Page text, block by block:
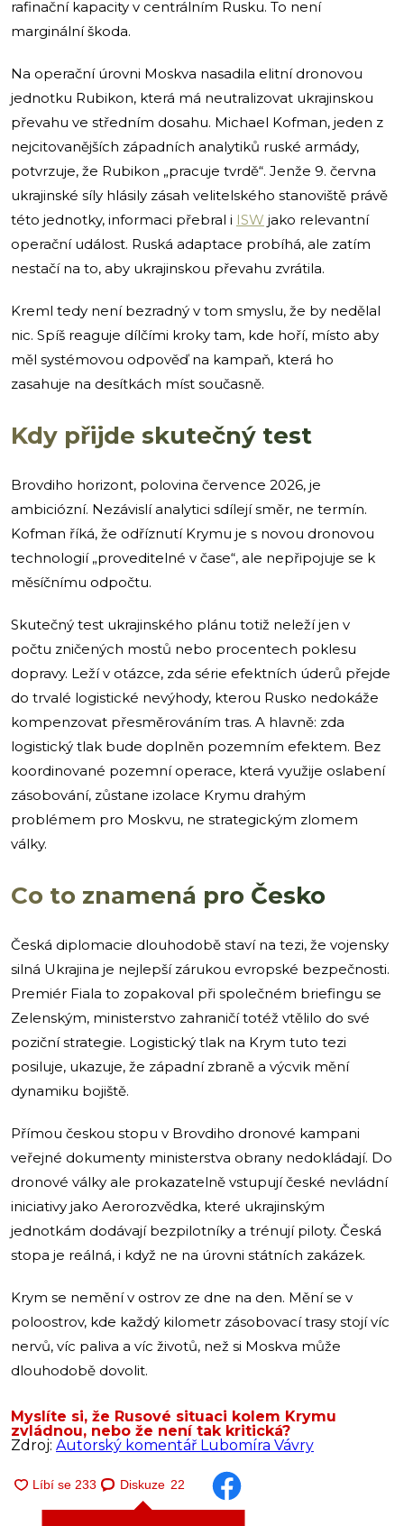
rafinační kapacity v centrálním Rusku. To není
marginální škoda.
Na operační úrovni Moskva nasadila elitní dronovou
jednotku Rubikon, která má neutralizovat ukrajinskou
převahu ve středním dosahu. Michael Kofman, jeden z
nejcitovanějších západních analytiků ruské armády,
potvrzuje, že Rubikon „pracuje tvrdě“. Jenže 9. června
ukrajinské síly hlásily zásah velitelského stanoviště právě
této jednotky, informaci přebral i ISW jako relevantní
operační událost. Ruská adaptace probíhá, ale zatím
nestačí na to, aby ukrajinskou převahu zvrátila.
Kreml tedy není bezradný v tom smyslu, že by nedělal
nic. Spíš reaguje dílčími kroky tam, kde hoří, místo aby
měl systémovou odpověď na kampaň, která ho
zasahuje na desítkách míst současně.
Kdy přijde skutečný test
Brovdiho horizont, polovina července 2026, je
ambiciózní. Nezávislí analytici sdílejí směr, ne termín.
Kofman říká, že odříznutí Krymu je s novou dronovou
technologií „proveditelné v čase“, ale nepřipojuje se k
měsíčnímu odpočtu.
Skutečný test ukrajinského plánu totiž neleží jen v
počtu zničených mostů nebo procentech poklesu
dopravy. Leží v otázce, zda série efektních úderů přejde
do trvalé logistické nevýhody, kterou Rusko nedokáže
kompenzovat přesměrováním tras. A hlavně: zda
logistický tlak bude doplněn pozemním efektem. Bez
koordinované pozemní operace, která využije oslabení
zásobování, zůstane izolace Krymu drahým
problémem pro Moskvu, ne strategickým zlomem
války.
Co to znamená pro Česko
Česká diplomacie dlouhodobě staví na tezi, že vojensky
silná Ukrajina je nejlepší zárukou evropské bezpečnosti.
Premiér Fiala to zopakoval při společném briefingu se
Zelenským, ministerstvo zahraničí totéž vtělilo do své
poziční strategie. Logistický tlak na Krym tuto tezi
posiluje, ukazuje, že západní zbraně a výcvik mění
dynamiku bojiště.
Přímou českou stopu v Brovdiho dronové kampani
veřejné dokumenty ministerstva obrany nedokládají. Do
dronové války ale prokazatelně vstupují české nevládní
iniciativy jako Aerorozvědka, které ukrajinským
jednotkám dodávají bezpilotníky a trénují piloty. Česká
stopa je reálná, i když ne na úrovni státních zakázek.
Krym se nemění v ostrov ze dne na den. Mění se v
poloostrov, kde každý kilometr zásobovací trasy stojí víc
nervů, víc paliva a víc životů, než si Moskva může
dlouhodobě dovolit.
Myslíte si, že Rusové situaci kolem Krymu
zvládnou, nebo že není tak kritická?
Zdroj: Autorský komentář Lubomíra Vávry
Diskuze 22